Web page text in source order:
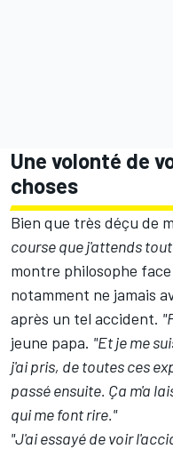
Une volonté de
choses
Bien que très déçu de
course que j'attends
montre philosophe
notamment ne jamais
après un tel accident.
jeune papa. "Et je me
j'ai pris, de toutes ces
passé ensuite. Ça m'a
qui me font rire."
"J'ai essayé de voir